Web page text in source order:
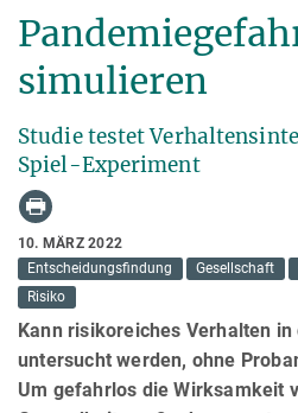
simulieren
Studie testet
Spiel-Experiment
10. MÄRZ 2022
Entscheidungsfindung
Gesellschaft
Risiko
Kann risikoreiches Verhalten
untersucht werden, ohne
Um gefahrlos die Wirksamkeit